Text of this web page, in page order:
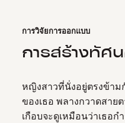
การวิจัยการออกแบบ
การสร้างทัศ
หญิงสาวที่นั่งอยู่ตรงข้าม
ของเธอ พลางกวาดสาย
เกือบจะดูเหมือนว่าเธอก